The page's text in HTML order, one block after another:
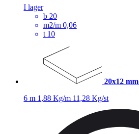
I lager
b 20
m2/m 0,06
t 10
20x12 mm
6 m 1,88 Kg/m 11,28 Kg/st